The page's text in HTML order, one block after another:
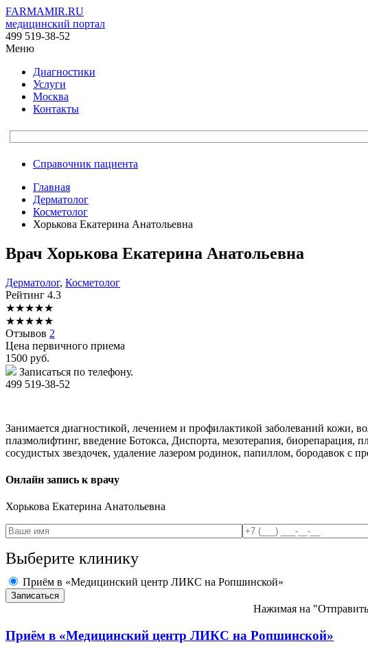
FARMAMIR.RU
медицинский портал
499 519-38-52
Меню
Диагностики
Услуги
Москва
Контакты
Справочник пациента
Главная
Дерматолог
Косметолог
Хорькова Екатерина Анатольевна
Врач Хорькова Екатерина Анатольевна
Дерматолог, Косметолог
Рейтинг 4.3
★★★★★
★★★★★
Отзывов 2
Цена первичного приема
1500 руб.
Записаться по телефону.
499 519-38-52
Занимается диагностикой, лечением и профилактикой заболеваний кожи,
плазмолифтинг, введение Ботокса, Диспорта, мезотерапия, биорепарация,
сосудистых звездочек, удаление лазером родинок, папиллом, бородавок с
Онлайн запись к врачу
Хорькова Екатерина Анатольевна
Выберите клинику
Приём в «Медицинский центр ЛИКС на Ропшинской»
Нажимая на
Приём в «Медицинский центр ЛИКС на Ропшинской»